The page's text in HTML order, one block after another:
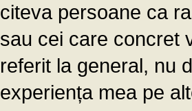
citeva persoane ca
sau cei care concret
referit la general, nu
experiența mea pe